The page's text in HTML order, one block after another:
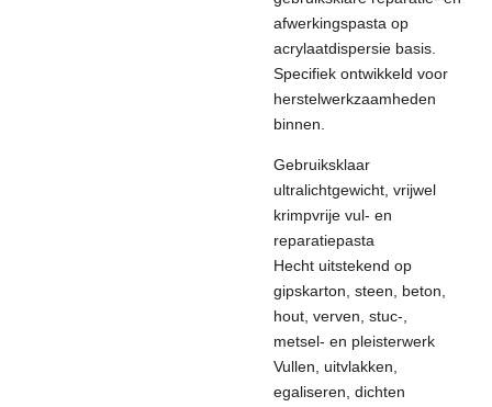
afwerkingspasta op
acrylaatdispersie basis.
Specifiek ontwikkeld voor
herstelwerkzaamheden
binnen.
Gebruiksklaar
ultralichtgewicht, vrijwel
krimpvrije vul- en
reparatiepasta
Hecht uitstekend op
gipskarton, steen, beton,
hout, verven, stuc-,
metsel- en pleisterwerk
Vullen, uitvlakken,
egaliseren, dichten